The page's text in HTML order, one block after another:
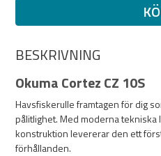
BESKRIVNING
Okuma Cortez CZ 10S
Havsfiskerulle framtagen för dig
pålitlighet. Med moderna
konstruktion levererar den ett
förhållanden.